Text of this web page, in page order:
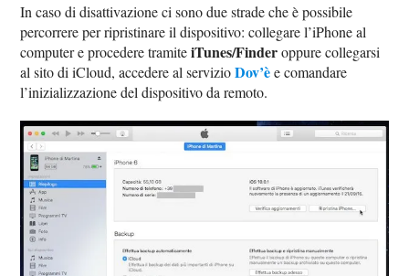
In caso di disattivazione ci sono due strade che è possibile
percorrere per ripristinare il dispositivo: collegare l’iPhone al
computer e procedere tramiteiTunes/Finderoppure collegarsi
al sito di iCloud, accedere al servizioDov’èe comandare
l’inizializzazione del dispositivo da remoto.